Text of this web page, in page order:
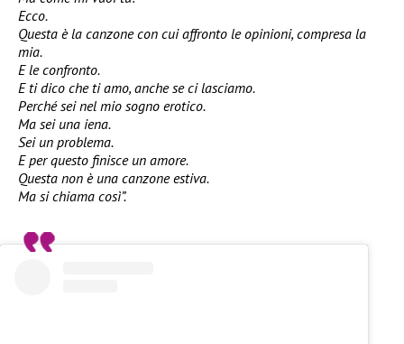
Ecco.
Questa è la canzone con cui affronto le opinioni, compresa la
mia.
E le confronto.
E ti dico che ti amo, anche se ci lasciamo.
Perché sei nel mio sogno erotico.
Ma sei una iena.
Sei un problema.
E per questo finisce un amore.
Questa non è una canzone estiva.
Ma si chiama così”.